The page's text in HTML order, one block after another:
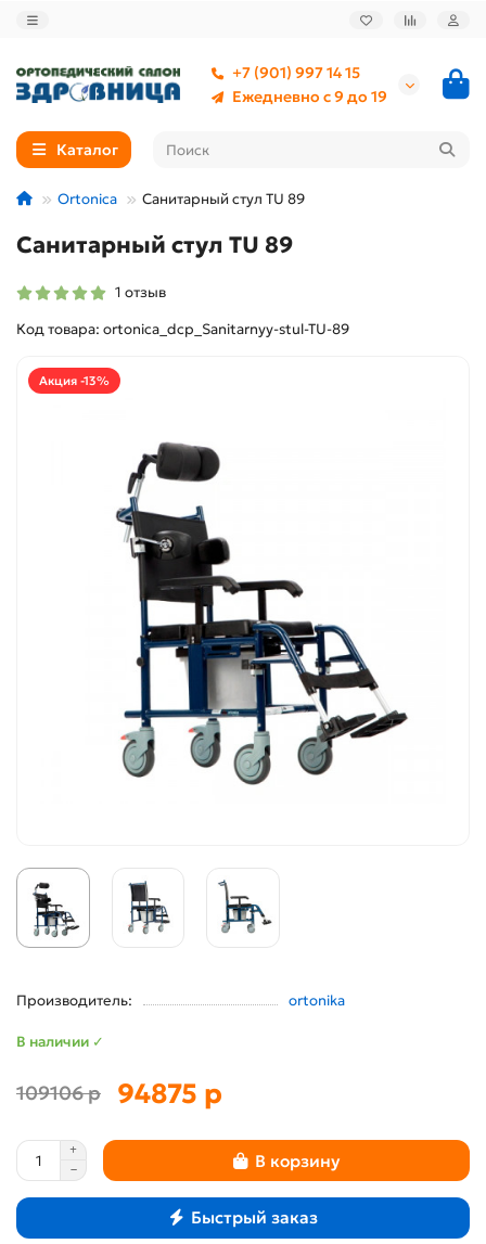
+7 (901) 997 14 15
Ежедневно с 9 до 19
Каталог
Ortonica Санитарный стул TU 89
Санитарный стул TU 89
1 отзыв
Код товара: ortonica_dcp_Sanitarnyy-stul-TU-89
Акция -13%
Производитель: ortonika
В наличии ✓
109106 р 94875 р
В корзину
Быстрый заказ